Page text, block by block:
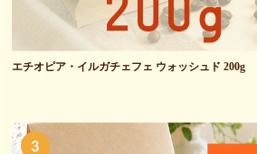
エチオピア・イルガチェフェ ウォッシュド 200g